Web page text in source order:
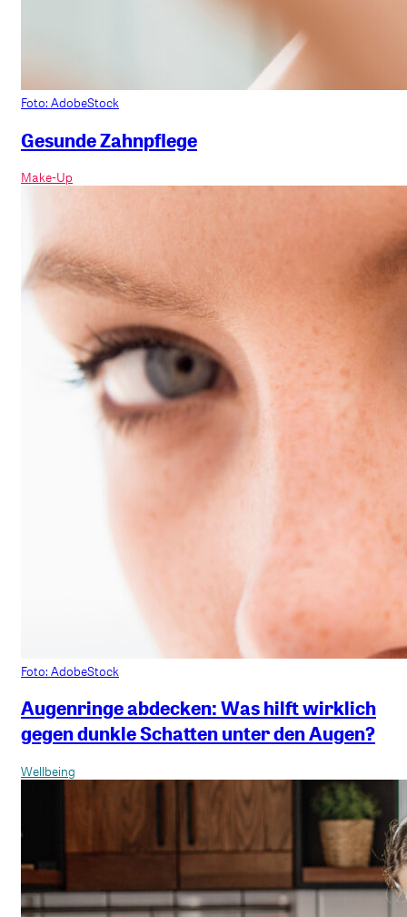
Foto: AdobeStock
Gesunde Zahnpflege
Make-Up
Foto: AdobeStock
Augenringe abdecken: Was hilft wirklich
gegen dunkle Schatten unter den Augen?
Wellbeing